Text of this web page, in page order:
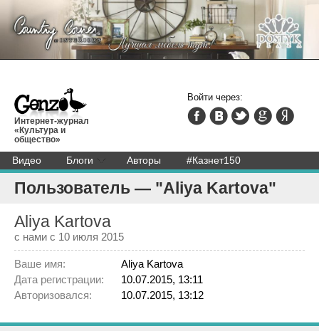
Интернет-журнал
«Культура и
общество»
Видео Блоги Авторы #Казнет150
Войти через:
Пользователь — "Aliya Kartova"
Aliya Kartova
с нами с 10 июля 2015
Ваше имя:
Aliya Kartova
Дата регистрации:
10.07.2015, 13:11
Авторизовался:
10.07.2015, 13:12